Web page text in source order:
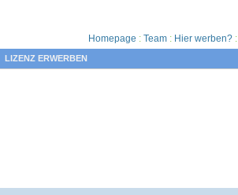
Homepage : Team : Hier werben? :
LIZENZ ERWERBEN